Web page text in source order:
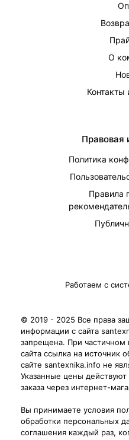
О
Контакты
Правовая
Политика
Правила
Работаем с
© 2019 - 2025 Все права
информации с сайта
запрещена. При частичном
сайта ссылка на источник
сайте santexnika.info не
Указанные цены
заказа через интернет-
Вы принимаете условия
обработки персональных
соглашения каждый раз,